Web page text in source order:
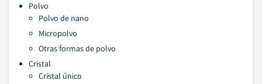
Polvo
Polvo de nano
Micropolvo
Otras formas de polvo
Cristal
Cristal único